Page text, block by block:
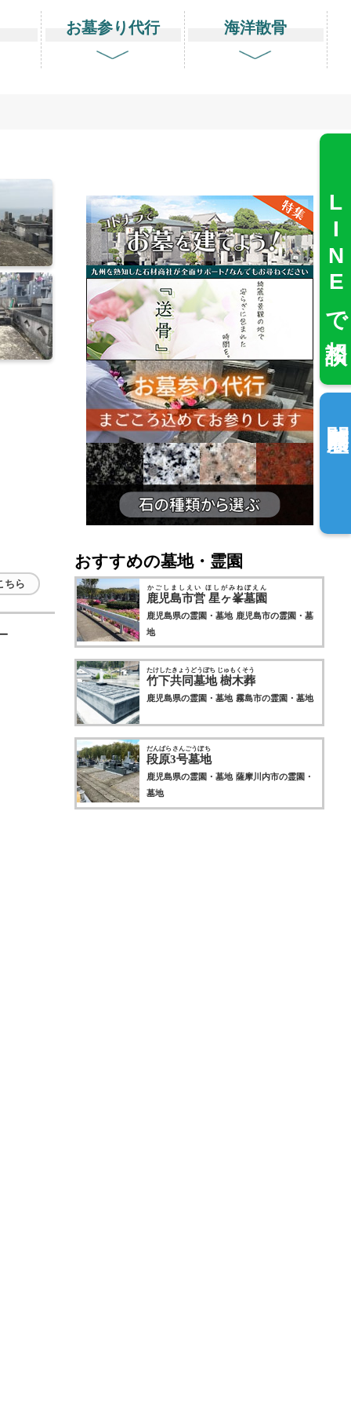
お墓参り代行 海洋散骨
ちら
おすすめの墓地・霊園
鹿児島市営 星ヶ峯墓園
かごしましえい ほしがみねぼえん
鹿児島県の霊園・墓地 鹿児島市の霊園・墓
地
竹下共同墓地 樹木葬
たけしたきょうどうぼち じゅもくそう
鹿児島県の霊園・墓地 霧島市の霊園・墓地
段原3号墓地
だんばらさんごうぼち
鹿児島県の霊園・墓地 薩摩川内市の霊園・
墓地
LINEで相談